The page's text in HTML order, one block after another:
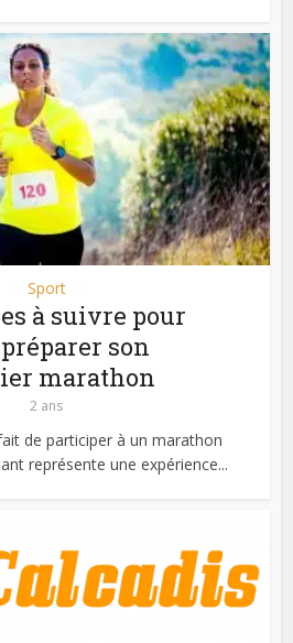
Sport
à suivre pour
son
marathon
2 ans
de participer à un marathon
représente une expérience...